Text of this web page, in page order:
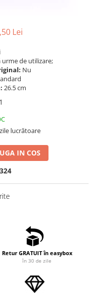
Lei
urme de utilizare;
Nu
26.5 cm
lucrătoare
IN COS
Retur GRATUIT în easybox
în 30 de zile